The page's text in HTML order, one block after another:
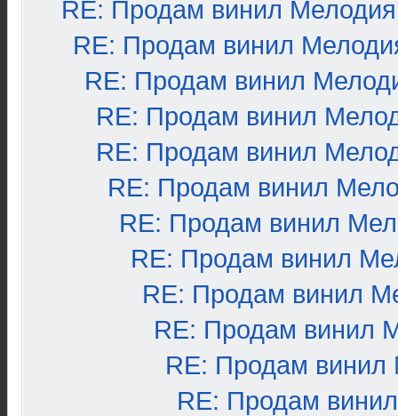
RE: Продам винил Мелодия
RE: Продам винил
RE: Продам винил
RE: Продам винил
RE: Продам винил
RE: Продам винил
RE: Продам винил
RE: Продам винил
RE: Продам винил
RE: Продам винил
RE: Продам винил
RE: Продам